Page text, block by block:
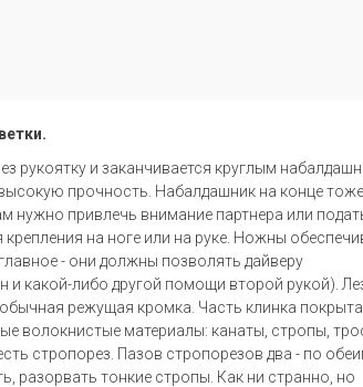
рукоятку и заканчивается круглым
прочность. Набалдашник на конце
нужно привлечь внимание партнера или
на ноге или на руке. Ножны
- они должны позволять дайверу
какой-либо другой помощи второй рукой).
режущая кромка. Часть клинка покрыта
волокнистые материалы: канаты, стропы,
стропорез. Пазов стропорезов два - по
тонкие стропы. Как ни странно, но